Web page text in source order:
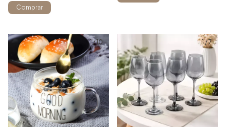
Comprar
1/10 1/7